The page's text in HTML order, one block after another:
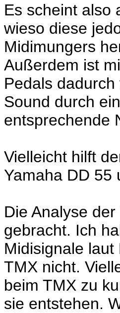
Es scheint also
wieso diese
Midimungers
Außerdem ist
Pedals
Sound durch
entsprechende
Vielleicht hilft
Yamaha DD 55
Die Analyse
gebracht. Ich
Midisignale
TMX nicht.
beim TMX zu
sie entstehen.